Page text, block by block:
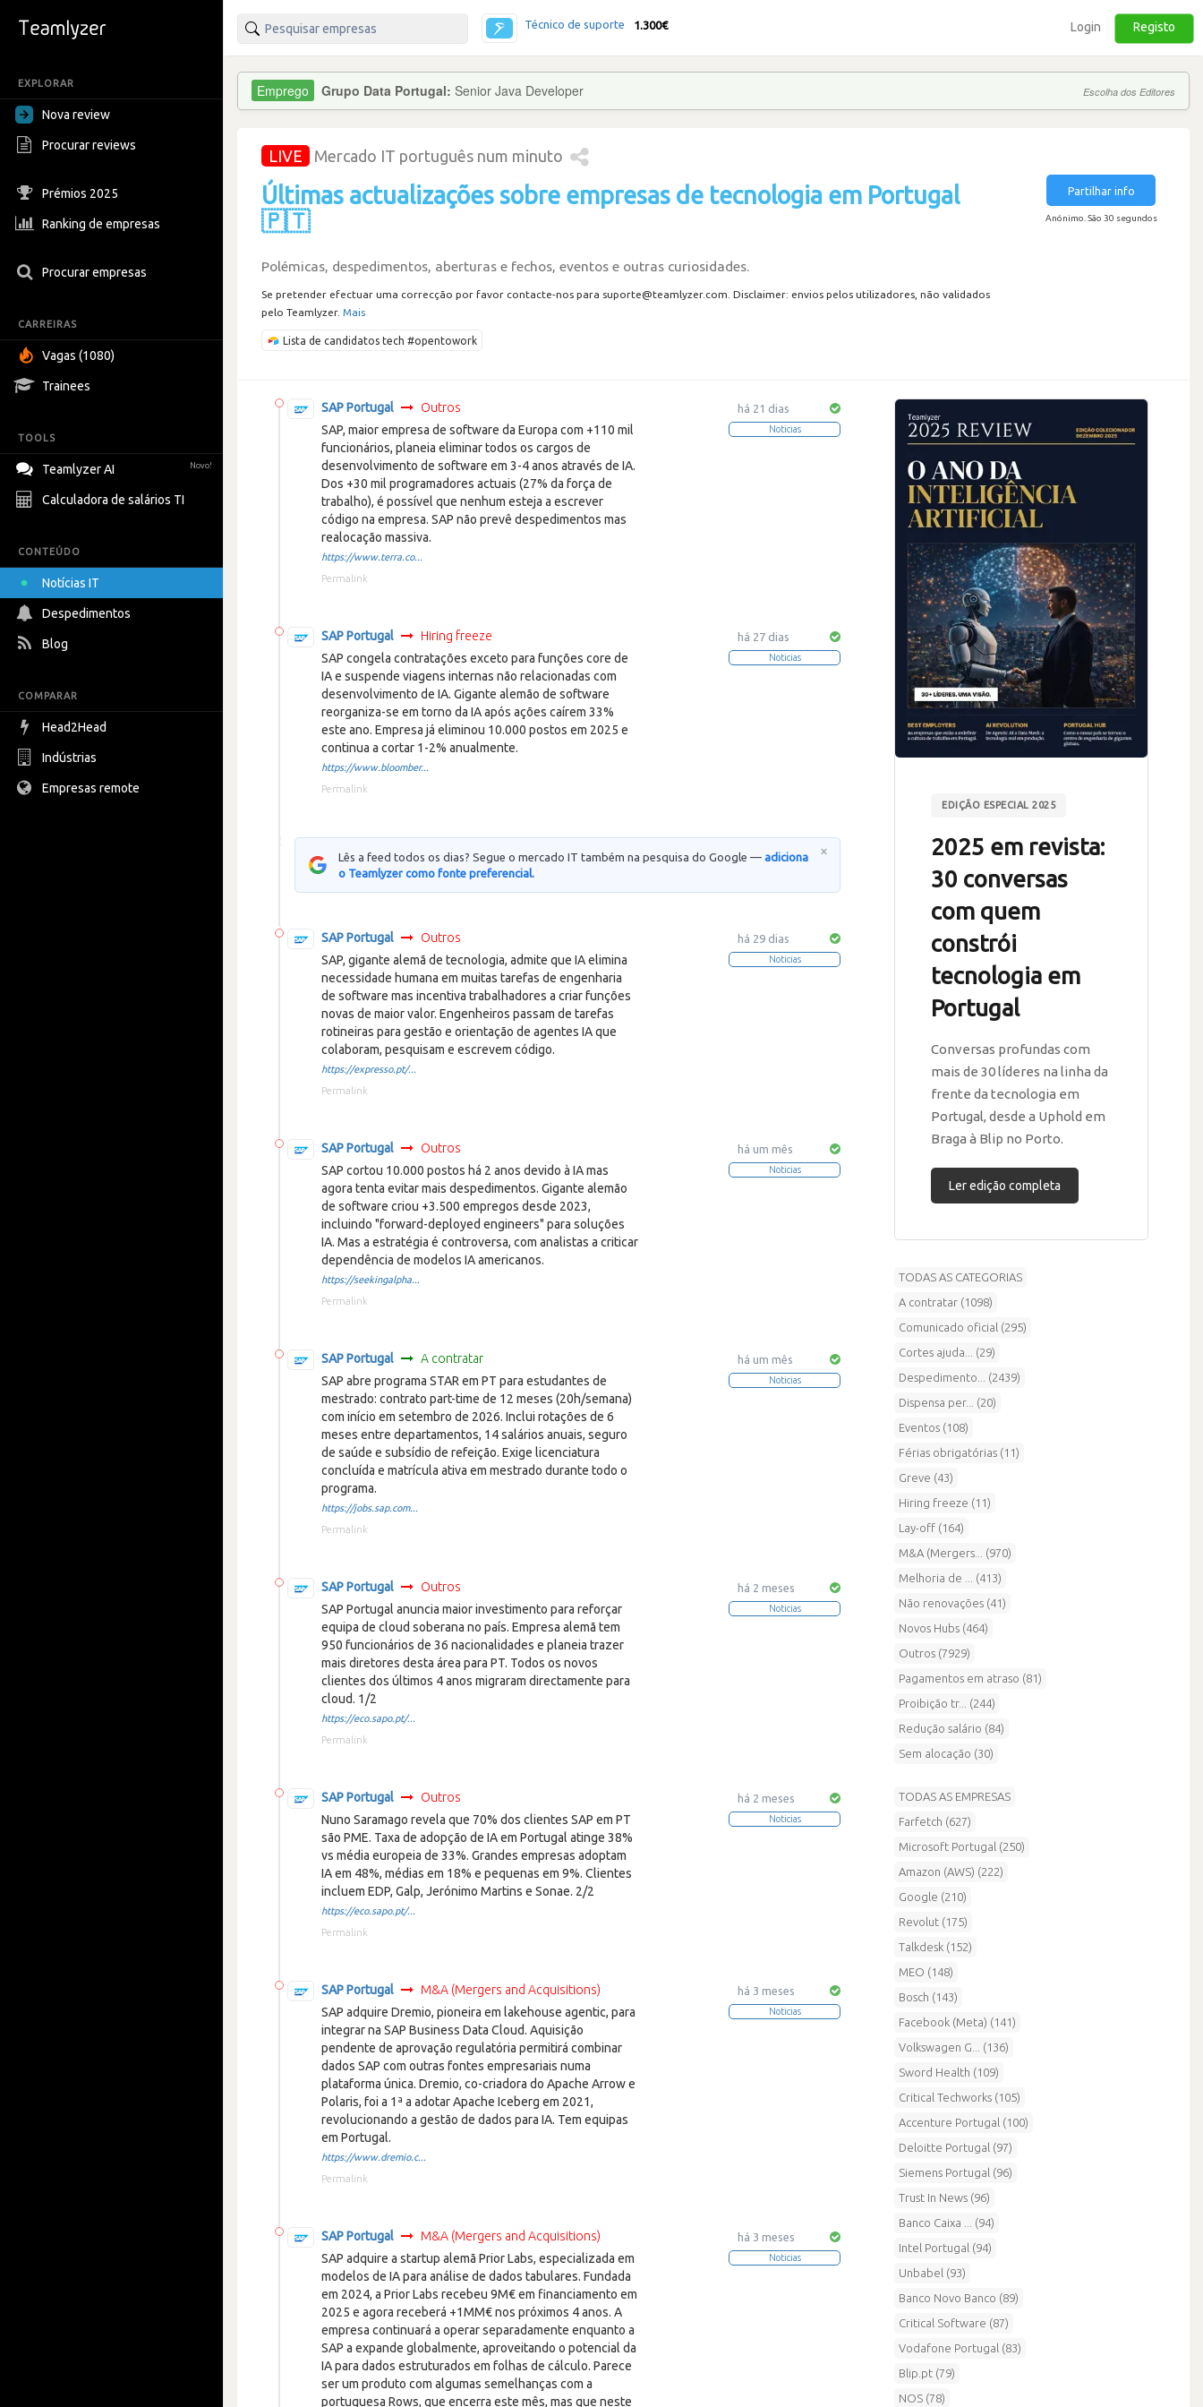
EXPLORAR
Nova review
Procurar reviews
Prémios 2025
Ranking de empresas
Procurar empresas
CARREIRAS
Vagas (1080)
Trainees
TOOLS
Teamlyzer AI Novo!
Calculadora de salários TI
CONTEÚDO
Notícias IT
Despedimentos
Blog
COMPARAR
Head2Head
Indústrias
Empresas remote
Técnico de suporte 1.300€ Login Registo
Grupo Data Portugal: Senior Java Developer Escolha dos Editores
LIVE Mercado IT português num minuto
Últimas actualizações sobre empresas de tecnologia em Portugal
🇵🇹
Polémicas, despedimentos, aberturas e fechos, eventos e outras curiosidades.
Se pretender efectuar uma correcção por favor contacte-nos para suporte@teamlyzer.com. Disclaimer: envios pelos utilizadores, não validados
pelo Teamlyzer. Mais
Lista de candidatos tech #opentowork
Partilhar info
Anónimo. São 30 segundos
há 21 dias
Noticias
SAP Portugal
Outros
SAP, maior empresa de software da Europa com +110 mil
funcionários, planeia eliminar todos os cargos de
desenvolvimento de software em 3-4 anos através de IA.
Dos +30 mil programadores actuais (27% da força de
trabalho), é possível que nenhum esteja a escrever
código na empresa. SAP não prevê despedimentos mas
realocação massiva.
https://www.terra.co...
Permalink
há 27 dias
Noticias
SAP Portugal
Hiring freeze
SAP congela contratações exceto para funções core de
IA e suspende viagens internas não relacionadas com
desenvolvimento de IA. Gigante alemão de software
reorganiza-se em torno da IA após ações caírem 33%
este ano. Empresa já eliminou 10.000 postos em 2025 e
continua a cortar 1-2% anualmente.
https://www.bloomber...
Permalink
Lês a feed todos os dias? Segue o mercado IT também na pesquisa do Google — adiciona
o Teamlyzer como fonte preferencial.
×
há 29 dias
Noticias
SAP Portugal
Outros
SAP, gigante alemã de tecnologia, admite que IA elimina
necessidade humana em muitas tarefas de engenharia
de software mas incentiva trabalhadores a criar funções
novas de maior valor. Engenheiros passam de tarefas
rotineiras para gestão e orientação de agentes IA que
colaboram, pesquisam e escrevem código.
https://expresso.pt/...
Permalink
há um mês
Noticias
SAP Portugal
Outros
SAP cortou 10.000 postos há 2 anos devido à IA mas
agora tenta evitar mais despedimentos. Gigante alemão
de software criou +3.500 empregos desde 2023,
incluindo "forward-deployed engineers" para soluções
IA. Mas a estratégia é controversa, com analistas a criticar
dependência de modelos IA americanos.
https://seekingalpha...
Permalink
há um mês
Noticias
SAP Portugal
A contratar
SAP abre programa STAR em PT para estudantes de
mestrado: contrato part-time de 12 meses (20h/semana)
com início em setembro de 2026. Inclui rotações de 6
meses entre departamentos, 14 salários anuais, seguro
de saúde e subsídio de refeição. Exige licenciatura
concluída e matrícula ativa em mestrado durante todo o
programa.
https://jobs.sap.com...
Permalink
há 2 meses
Noticias
SAP Portugal
Outros
SAP Portugal anuncia maior investimento para reforçar
equipa de cloud soberana no país. Empresa alemã tem
950 funcionários de 36 nacionalidades e planeia trazer
mais diretores desta área para PT. Todos os novos
clientes dos últimos 4 anos migraram directamente para
cloud. 1/2
https://eco.sapo.pt/...
Permalink
há 2 meses
Noticias
SAP Portugal
Outros
Nuno Saramago revela que 70% dos clientes SAP em PT
são PME. Taxa de adopção de IA em Portugal atinge 38%
vs média europeia de 33%. Grandes empresas adoptam
IA em 48%, médias em 18% e pequenas em 9%. Clientes
incluem EDP, Galp, Jerónimo Martins e Sonae. 2/2
https://eco.sapo.pt/...
Permalink
há 3 meses
Noticias
SAP Portugal
M&A (Mergers and Acquisitions)
SAP adquire Dremio, pioneira em lakehouse agentic, para
integrar na SAP Business Data Cloud. Aquisição
pendente de aprovação regulatória permitirá combinar
dados SAP com outras fontes empresariais numa
plataforma única. Dremio, co-criadora do Apache Arrow e
Polaris, foi a 1ª a adotar Apache Iceberg em 2021,
revolucionando a gestão de dados para IA. Tem equipas
em Portugal.
https://www.dremio.c...
Permalink
há 3 meses
Noticias
SAP Portugal
M&A (Mergers and Acquisitions)
SAP adquire a startup alemã Prior Labs, especializada em
modelos de IA para análise de dados tabulares. Fundada
em 2024, a Prior Labs recebeu 9M€ em financiamento em
2025 e agora receberá +1MM€ nos próximos 4 anos. A
empresa continuará a operar separadamente enquanto a
SAP a expande globalmente, aproveitando o potencial da
IA para dados estruturados em folhas de cálculo. Parece
ser um produto com algumas semelhanças com a
portuguesa Rows, que encerra este mês, mas que neste
EDIÇÃO ESPECIAL 2025
2025 em revista:
30 conversas
com quem
constrói
tecnologia em
Portugal
Conversas profundas com
mais de 30 líderes na linha da
frente da tecnologia em
Portugal, desde a Uphold em
Braga à Blip no Porto.
Ler edição completa
TODAS AS CATEGORIAS
A contratar (1098)
Comunicado oficial (295)
Cortes ajuda... (29)
Despedimento... (2439)
Dispensa per... (20)
Eventos (108)
Férias obrigatórias (11)
Greve (43)
Hiring freeze (11)
Lay-off (164)
M&A (Mergers... (970)
Melhoria de ... (413)
Não renovações (41)
Novos Hubs (464)
Outros (7929)
Pagamentos em atraso (81)
Proibição tr... (244)
Redução salário (84)
Sem alocação (30)
TODAS AS EMPRESAS
Farfetch (627)
Microsoft Portugal (250)
Amazon (AWS) (222)
Google (210)
Revolut (175)
Talkdesk (152)
MEO (148)
Bosch (143)
Facebook (Meta) (141)
Volkswagen G... (136)
Sword Health (109)
Critical Techworks (105)
Accenture Portugal (100)
Deloitte Portugal (97)
Siemens Portugal (96)
Trust In News (96)
Banco Caixa ... (94)
Intel Portugal (94)
Unbabel (93)
Banco Novo Banco (89)
Critical Software (87)
Vodafone Portugal (83)
Blip.pt (79)
NOS (78)